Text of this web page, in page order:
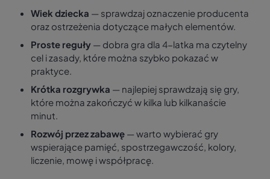
Wiek dziecka — sprawdzaj oznaczenie producenta
oraz ostrzeżenia dotyczące małych elementów.
Proste reguły — dobra gra dla 4-latka ma czytelny
cel i zasady, które można szybko pokazać w
praktyce.
Krótka rozgrywka — najlepiej sprawdzają się gry,
które można zakończyć w kilka lub kilkanaście
minut.
Rozwój przez zabawę — warto wybierać gry
wspierające pamięć, spostrzegawczość, kolory,
liczenie, mowę i współpracę.